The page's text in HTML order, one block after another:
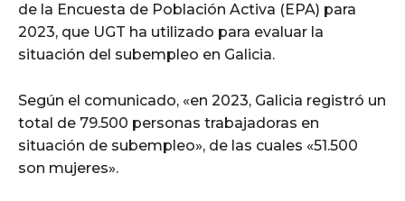
de la Encuesta de Población Activa (EPA) para
2023, que UGT ha utilizado para evaluar la
situación del subempleo en Galicia.
Según el comunicado, «en 2023, Galicia registró un
total de 79.500 personas trabajadoras en
situación de subempleo», de las cuales «51.500
son mujeres».